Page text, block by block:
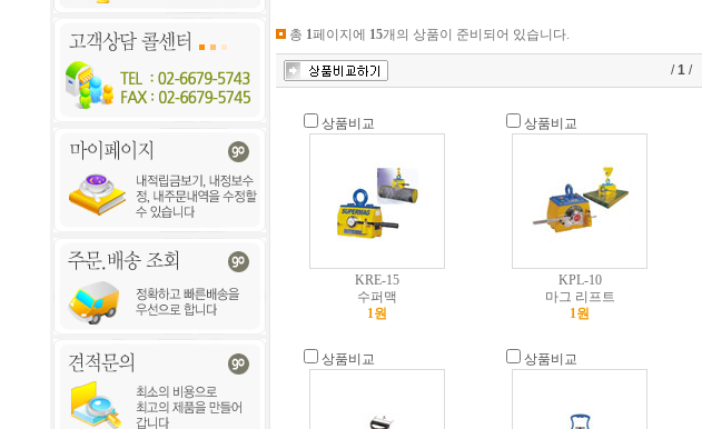
총 1페이지에 15개의 상품이 준비되어 있습니다.
/1/
상품비교
KRE-15
수퍼맥
1원
상품비교
KPL-10
마그 리프트
1원
상품비교 상품비교